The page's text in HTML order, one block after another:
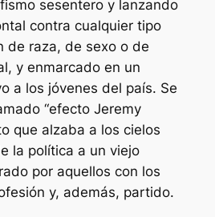
sesentero y lanzando
contra cualquier tipo
de raza, de sexo o de
y enmarcado en un
a los jóvenes del país. Se
“efecto Jeremy
que alzaba a los cielos
la política a un viejo
por aquellos con los
y, además, partido.